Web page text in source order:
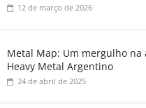
A
p
dI e
a
ss
k
12 de março de 2026
Metal Map: Um mergulho na
Heavy Metal Argentino
24 de abril de 2025